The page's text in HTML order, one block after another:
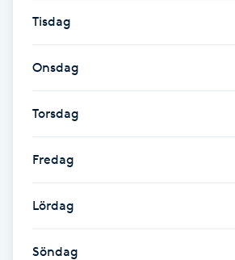
Fransk manikyr
Fransrengöring
Frekvensterapi
Tisdag
Onsdag
Torsdag
Fredag
Lördag
Söndag